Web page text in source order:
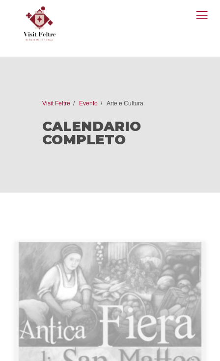
Visit Feltre Evento Arte e Cultura
CALENDARIO
COMPLETO